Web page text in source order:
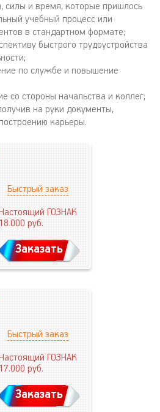
силы и время, которые пришлось
учебный процесс или
в стандартном формате;
быстрого трудоустройства
по службе и повышение
со стороны начальства и коллег;
на руки документы,
карьеры.
Быстрый заказ
ГОЗНАК
18.000руб.
Заказать
Быстрый заказ
ГОЗНАК
17.000руб.
Заказать